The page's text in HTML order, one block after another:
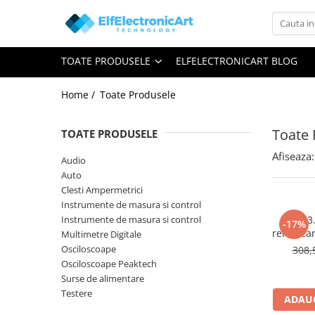
Toate Produsele
Audio
Clesti Ampermetrici
Scule Atelier
Surse de alimentare
Termometre
Osciloscoape
Osciloscoape AXIOMET
TOATE PRODUSELE ELFELECTRONICART BLOG
Home / Toate Produsele
Toate
TOATE PRODUSELE
Audio
Auto
Clesti Ampermetrici
Instrumente de masura si control
Instrumente de masura si control
Multimetre Digitale
Osciloscoape
Osciloscoape Peaktech
Surse de alimentare
Testere
Afiseaza:
-17%
sau